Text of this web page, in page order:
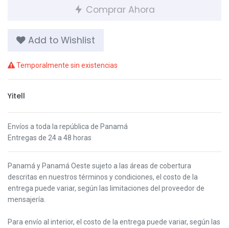
Comprar Ahora
Add to Wishlist
Temporalmente sin existencias
Yitell
Envíos a toda la república de Panamá
Entregas de 24 a 48 horas
Panamá y Panamá Oeste sujeto a las áreas de cobertura
descritas en nuestros términos y condiciones, el costo de la
entrega puede variar, según las limitaciones del proveedor de
mensajería.
Para envío al interior, el costo de la entrega puede variar, según las